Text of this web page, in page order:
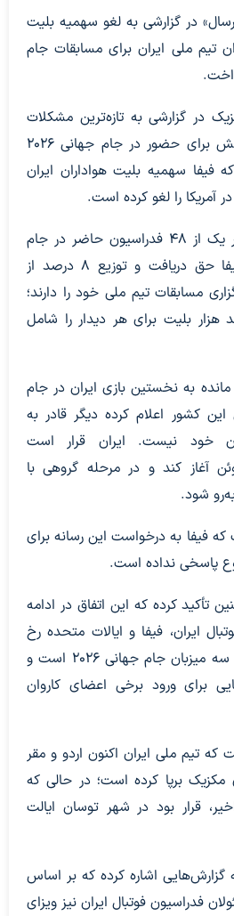
در گزارشی به لغو سهمیه بلیت
تیم ملی ایران برای مسابقات جام
در گزارشی به تازه‌ترین مشکلات
تیم ملی ایران و هوادارانش برای حضور در جام جهانی ۲۰۲۶
فیفا سهمیه بلیت هواداران ایران
آمریکا را لغو کرده است.
بر اساس این گزارش، هر یک از ۴۸ فدراسیون حاضر در جام
جهانی مطابق مقررات فیفا حق دریافت و توزیع ۸ درصد از
مسابقات تیم ملی خود را دارند؛
بلیت برای هر دیدار را شامل
مانده به نخستین بازی ایران در جام
این کشور اعلام کرده دیگر قادر به
خود نیست. ایران قرار است
را از ۱۵ ژوئن آغاز کند و در مرحله گروهی با
شود.
فیفا به درخواست این رسانه برای
پاسخی نداده است.
تأکید کرده که این اتفاق در ادامه
ایران، فیفا و ایالات متحده رخ
داده است. آمریکا یکی از سه میزبان جام جهانی ۲۰۲۶ است و
برای ورود برخی اعضای کاروان
که تیم ملی ایران اکنون اردو و مقر
مکزیک برپا کرده است؛ در حالی که
قرار بود در شهر توسان ایالت
گزارش‌هایی اشاره کرده که بر اساس
فدراسیون فوتبال ایران نیز ویزای